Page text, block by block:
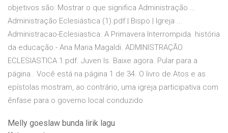
objetivos são: Mostrar o que significa Administração …
Administração Eclesiástica (1).pdf | Bispo | Igreja ...
Administracao-Eclesiastica. A Primavera Interrompida. história
da educação - Ana Maria Magaldi. ADMINISTRAÇÃO
ECLESIASTICA 1.pdf. Juven Is. Baixe agora. Pular para a
página . Você está na página 1 de 34. O livro de Atos e as
epístolas mostram, ao contrário, uma igreja participativa com
ênfase para o governo local conduzido
Melly goeslaw bunda lirik lagu